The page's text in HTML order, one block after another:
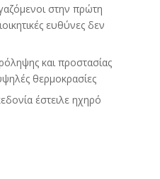
στην πρώτη
ευθύνες δεν
και προστασίας
θερμοκρασίες
έστειλε ηχηρό